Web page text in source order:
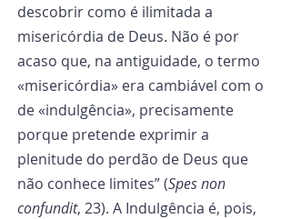
descobrir como é ilimitada a
misericórdia de Deus. Não é por
acaso que, na antiguidade, o termo
«misericórdia» era cambiável com o
de «indulgência», precisamente
porque pretende exprimir a
plenitude do perdão de Deus que
não conhece limites” (Spes non
confundit, 23). A Indulgência é, pois,